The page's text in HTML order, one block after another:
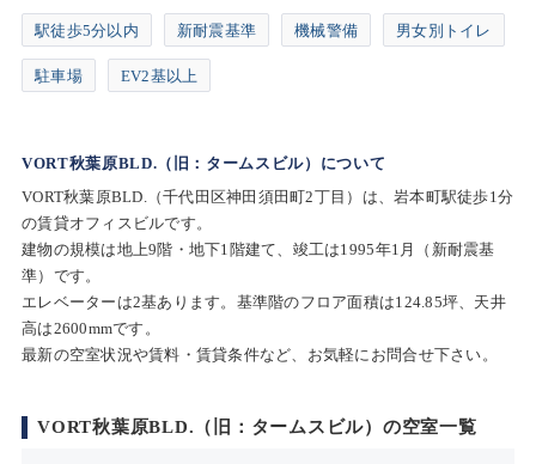
駅徒歩5分以内 新耐震基準 機械警備 男女別トイレ
駐車場 EV2基以上
VORT秋葉原BLD.（旧：タームスビル）について
VORT秋葉原BLD.（千代田区神田須田町2丁目）は、岩本町駅徒歩1分
の賃貸オフィスビルです。
建物の規模は地上9階・地下1階建て、竣工は1995年1月（新耐震基
準）です。
エレベーターは2基あります。基準階のフロア面積は124.85坪、天井
高は2600mmです。
最新の空室状況や賃料・賃貸条件など、お気軽にお問合せ下さい。
VORT秋葉原BLD.（旧：タームスビル）の空室一覧